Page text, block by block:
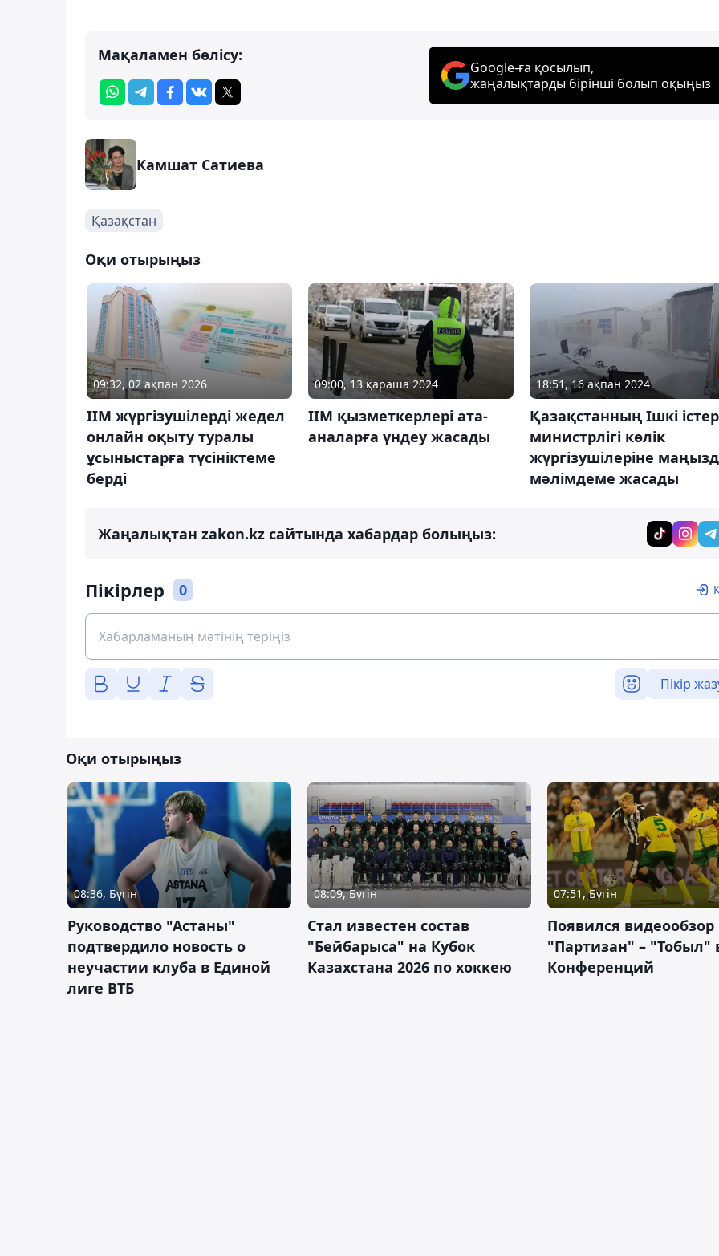
Мақаламен бөлісу:
Google-ға қосылып,
жаңалықтарды бірінші болып оқыңыз
Камшат Сатиева
Қазақстан
Оқи отырыңыз
09:32, 02 ақпан 2026
ІІМ жүргізушілерді жедел
онлайн оқыту туралы
ұсыныстарға түсініктеме
берді
09:00, 13 қараша 2024
ІІМ қызметкерлері ата-
аналарға үндеу жасады
18:51, 16 ақпан 2024
Қазақстанның Ішкі істер
министрлігі көлік
жүргізушілеріне
мәлімдеме жасады
Жаңалықтан zakon.kz сайтында хабардар болыңыз:
Пікірлер 0
Пікір
Оқи отырыңыз
08:36, Бүгін
Руководство "Астаны"
подтвердило новость о
неучастии клуба в Единой
лиге ВТБ
08:09, Бүгін
Стал известен состав
"Бейбарыса" на Кубок
Казахстана 2026 по хоккею
07:51, Бүгін
Появился
"Партизан" – "Тобыл"
Конференций